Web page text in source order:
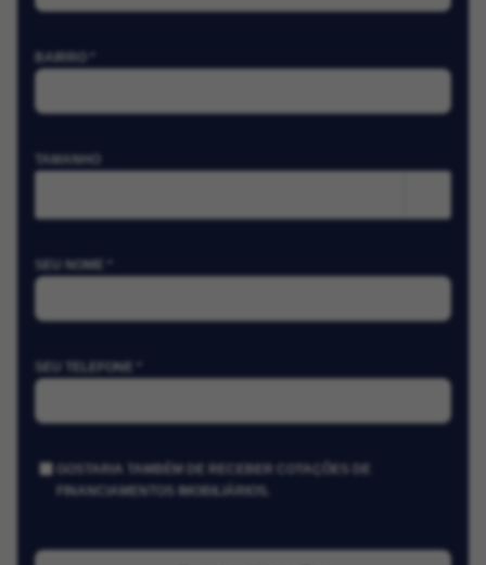
TAMANHO
SEU NOME *
SEU TELEFONE *
GOSTARIA TAMBÉM DE RECEBER COTAÇÕES DE
FINANCIAMENTOS IMOBILIÁRIOS.